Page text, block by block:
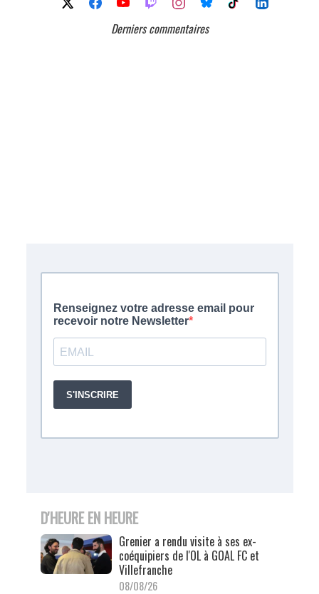
Derniers commentaires
D'HEURE EN HEURE
Grenier a rendu visite à ses ex-
coéquipiers de l'OL à GOAL FC et
Villefranche
08/08/26